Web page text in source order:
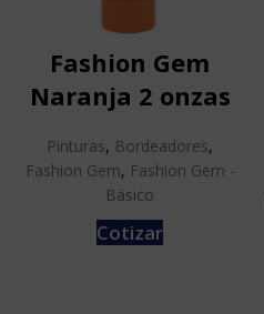
Fashion Gem
Naranja 2 onzas
Pinturas, Bordeadores,
Fashion Gem, Fashion Gem -
Básico
Cotizar